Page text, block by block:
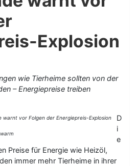
Explosion
wie Tierheime sollten von der
– Energiepreise treiben
D
i
e
Preise für Energie wie Heizöl,
immer mehr Tierheime in ihrer